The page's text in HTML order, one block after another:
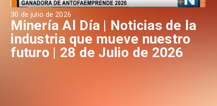
30 de julio de 2026
Minería Al Día | Noticias de la
industria que mueve nuestro
futuro | 28 de Julio de 2026